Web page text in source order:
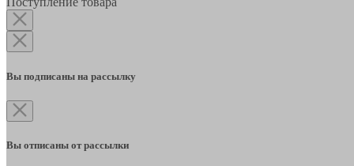
Вы подписаны на рассылку
Вы отписаны от рассылки